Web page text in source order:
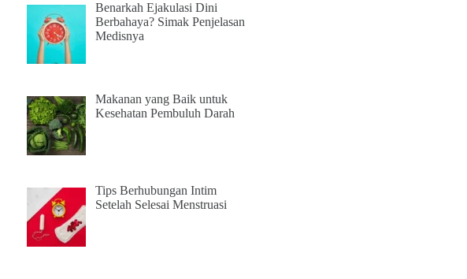
Benarkah Ejakulasi Dini
Berbahaya? Simak Penjelasan
Medisnya
Makanan yang Baik untuk
Kesehatan Pembuluh Darah
Tips Berhubungan Intim
Setelah Selesai Menstruasi